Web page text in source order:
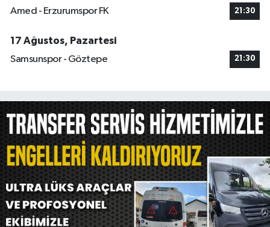
Amed - Erzurumspor FK 21:30
17 Ağustos, Pazartesi
Samsunspor - Göztepe
21:30